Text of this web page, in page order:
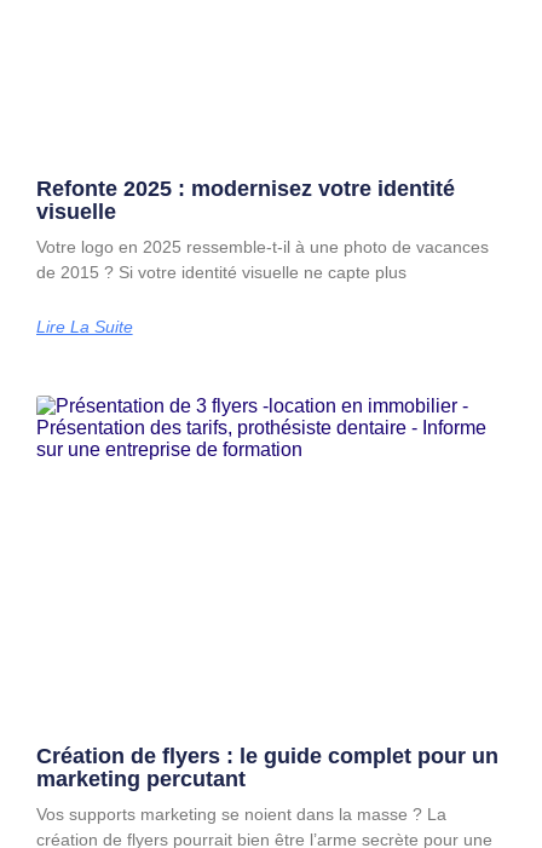
Refonte 2025 : modernisez votre identité
visuelle
Votre logo en 2025 ressemble-t-il à une photo de vacances
de 2015 ? Si votre identité visuelle ne capte plus
Lire La Suite
Création de flyers : le guide complet pour un
marketing percutant
Vos supports marketing se noient dans la masse ? La
création de flyers pourrait bien être l’arme secrète pour une